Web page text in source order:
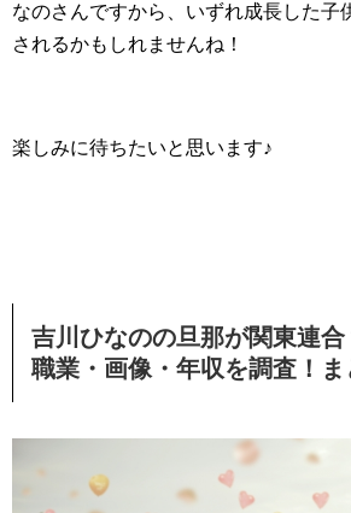
なのさんですから、いずれ成長した子
されるかもしれませんね！
楽しみに待ちたいと思います♪
吉川ひなのの旦那が関東連
職業・画像・年収を調査！ま